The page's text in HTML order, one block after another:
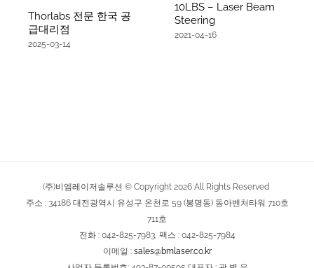
Thorlabs 전문 한국 공
급대리점
2025-03-14
10LBS – Laser Beam
Steering
2021-04-16
(주)비엠레이저솔루션 © Copyright 2026 All Rights Reserved
주소 : 34186 대전광역시 유성구 온천로 59 (봉명동) 동아벤처타워 710호
711호
전화 : 042-825-7983, 팩스 : 042-825-7984
이메일 : sales@bmlaser.co.kr